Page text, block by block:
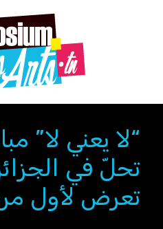
“لا يعني لا”
تحلّ في
تعرض لأول